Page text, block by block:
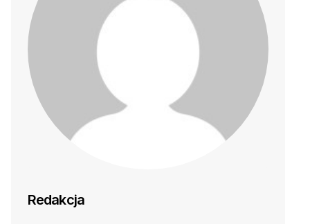
Redakcja